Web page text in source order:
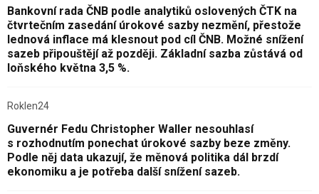
Bankovní rada ČNB podle analytiků oslovených ČTK na
čtvrtečním zasedání úrokové sazby nezmění, přestože
lednová inflace má klesnout pod cíl ČNB. Možné snížení
sazeb připouštějí až později. Základní sazba zůstává od
loňského května 3,5 %.
Roklen24
Guvernér Fedu Christopher Waller nesouhlasí
s rozhodnutím ponechat úrokové sazby beze změny.
Podle něj data ukazují, že měnová politika dál brzdí
ekonomiku a je potřeba další snížení sazeb.